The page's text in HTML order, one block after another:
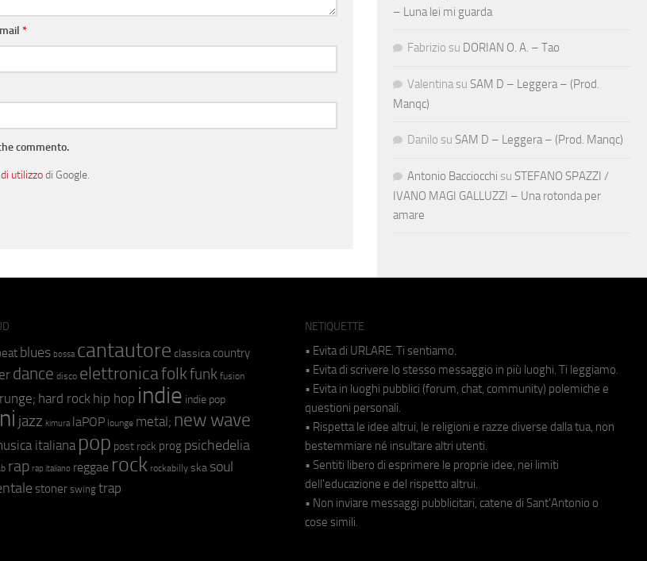
*
commento.
utilizzodi Google.
– Luna lei mi guarda
Fabrizio su DORIAN O. A. – Tao
Valentina su SAM D – Leggera – (Prod.
Manqc)
Danilo su SAM D – Leggera – (Prod. Manqc)
Antonio Bacciocchi su STEFANO SPAZZI /
IVANO MAGI GALLUZZI – Una rotonda per
amare
blues bossa cantautore classica country
dance disco elettronicafolkfunk fusion
hard rock hip hop indie indie pop
jazz kimura laPOP lounge metal; new wave
italiana pop post rock prog psichedelia
rap rap italiano reggae rock rockabilly ska soul
stoner swing trap
NETIQUETTE
• Evita di URLARE. Ti sentiamo.
• Evita di scrivere lo stesso messaggio in più luoghi. Ti leggiamo.
• Evita in luoghi pubblici (forum, chat, community) polemiche e
questioni personali.
• Rispetta le idee altrui, le religioni e razze diverse dalla tua, non
bestemmiare né insultare altri utenti.
• Sentiti libero di esprimere le proprie idee, nei limiti
dell'educazione e del rispetto altrui.
• Non inviare messaggi pubblicitari, catene di Sant'Antonio o
cose simili.